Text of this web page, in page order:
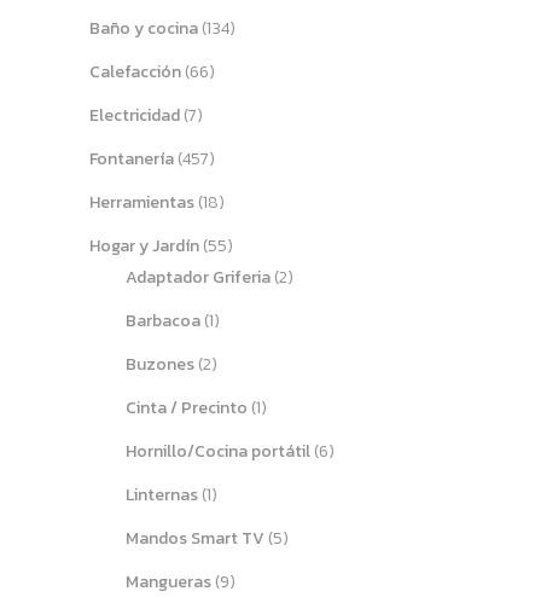
Baño y cocina(134)
Calefacción(66)
Electricidad(7)
Fontanería(457)
Herramientas(18)
Hogar y Jardín(55)
Adaptador Griferia(2)
Barbacoa(1)
Buzones(2)
Cinta / Precinto (1)
Hornillo/Cocina portátil(6)
Linternas(1)
Mandos Smart TV (5)
Mangueras(9)